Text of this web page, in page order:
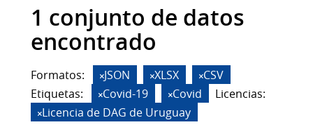
1 conjunto de datos
encontrado
Formatos: JSON XLSX
CSV
Etiquetas:
Covid-19 Covid
Licencias:
Licencia de DAG de Uruguay